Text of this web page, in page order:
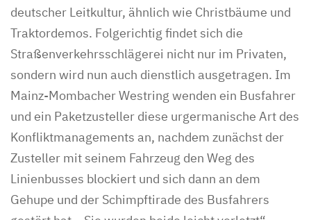
deutscher Leitkultur, ähnlich wie Christbäume und
Traktordemos. Folgerichtig findet sich die
Straßenverkehrsschlägerei nicht nur im Privaten,
sondern wird nun auch dienstlich ausgetragen. Im
Mainz-Mombacher Westring wenden ein Busfahrer
und ein Paketzusteller diese urgermanische Art des
Konfliktmanagements an, nachdem zunächst der
Zusteller mit seinem Fahrzeug den Weg des
Linienbusses blockiert und sich dann an dem
Gehupe und der Schimpftirade des Busfahrers